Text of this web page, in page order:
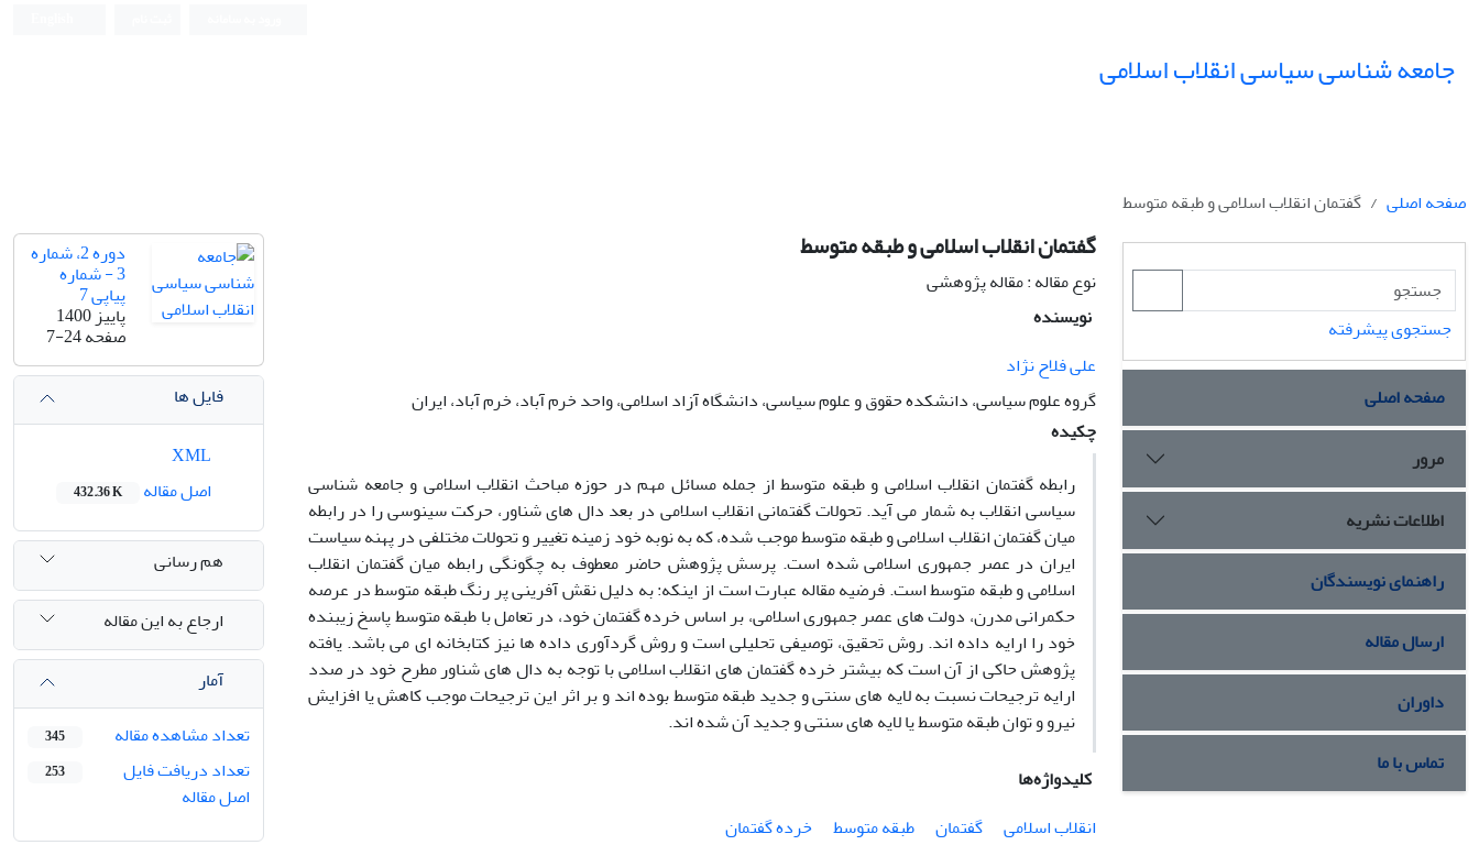
جامعه شناسی سیاسی انقلاب اسلامی
صفحه اصلی گفتمان انقلاب اسلامی و طبقه متوسط
گفتمان انقلاب اسلامی و طبقه متوسط
نوع مقاله : مقاله پژوهشی
نویسنده
علی فلاح نژاد
گروه علوم سیاسی، دانشکده حقوق و علوم سیاسی، دانشگاه آزاد اسلامی، واحد خرم آباد، خرم آباد، ایران
چکیده
رابطه گفتمان انقلاب اسلامی و طبقه متوسط از جمله مسائل مهم در حوزه مباحث انقلاب اسلامی و جامعه شناسی
سیاسی انقلاب به شمار می آید. تحولات گفتمانی انقلاب اسلامی در بعد دال های شناور، حرکت سینوسی را در رابطه
میان گفتمان انقلاب اسلامی و طبقه متوسط موجب شده، که به نوبه خود زمینه تغییر و تحولات مختلفی در پهنه سیاست
ایران در عصر جمهوری اسلامی شده است. پرسش پژوهش حاضر معطوف به چگونگی رابطه میان گفتمان انقلاب
اسلامی و طبقه متوسط است. فرضیه مقاله عبارت است از اینکه: به دلیل نقش آفرینی پر رنگ طبقه متوسط در عرصه
حکمرانی مدرن، دولت های عصر جمهوری اسلامی، بر اساس خرده گفتمان خود، در تعامل با طبقه متوسط پاسخ زیبنده
خود را ارایه داده اند. روش تحقیق، توصیفی تحلیلی است و روش گردآوری داده ها نیز کتابخانه ای می باشد. یافته
پژوهش حاکی از آن است که بیشتر خرده گفتمان های انقلاب اسلامی با توجه به دال های شناور مطرح خود در صدد
ارایه ترجیحات نسبت به لایه های سنتی و جدید طبقه متوسط بوده اند و بر اثر این ترجیحات موجب کاهش یا افزایش
نیرو و توان طبقه متوسط یا لایه های سنتی و جدید آن شده اند.
کلیدواژه‌ها
انقلاب اسلامی
گفتمان طبقه متوسط
خرده گفتمان
دوره 2، شماره
3 - شماره
پیاپی 7
پاییز 1400
صفحه7-24
فایل ها
اصل مقاله
432.36 K
هم رسانی
ارجاع به این مقاله
آمار
تعداد مشاهده مقاله
345
تعداد دریافت فایل
اصل مقاله
253
جستجوی پیشرفته
صفحه اصلی
مرور
اطلاعات نشریه
راهنمای نویسندگان
ارسال مقاله
داوران
تماس با ما